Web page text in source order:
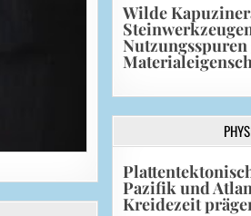
Wilde
Pazifik und
Kreidezeit